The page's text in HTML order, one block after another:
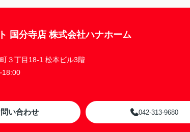
国分寺店 株式会社ハナホーム
３丁目18-1 松本ビル3階
い合わせ 042-313-9680